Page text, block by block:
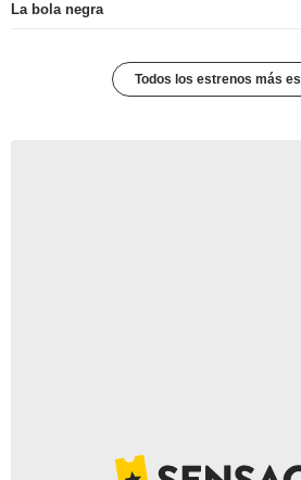
La bola negra
Todos los estrenos más